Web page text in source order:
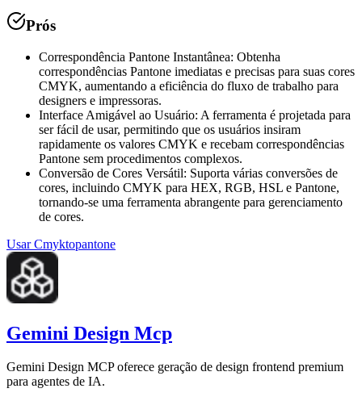
Prós
Correspondência Pantone Instantânea: Obtenha
correspondências Pantone imediatas e precisas para suas cores
CMYK, aumentando a eficiência do fluxo de trabalho para
designers e impressoras.
Interface Amigável ao Usuário: A ferramenta é projetada para
ser fácil de usar, permitindo que os usuários insiram
rapidamente os valores CMYK e recebam correspondências
Pantone sem procedimentos complexos.
Conversão de Cores Versátil: Suporta várias conversões de
cores, incluindo CMYK para HEX, RGB, HSL e Pantone,
tornando-se uma ferramenta abrangente para gerenciamento
de cores.
Usar Cmyktopantone
Gemini Design Mcp
Gemini Design MCP oferece geração de design frontend premium
para agentes de IA.